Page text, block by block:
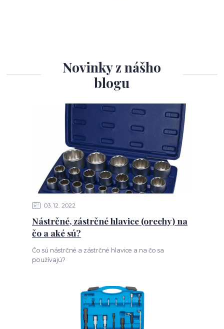
Novinky z nášho
blogu
03 12 2022
Nástrčné, zástrčné hlavice (orechy) na
čo a aké sú?
Čo sú nástrčné a zástrčné hlavice a na čo sa
používajú?